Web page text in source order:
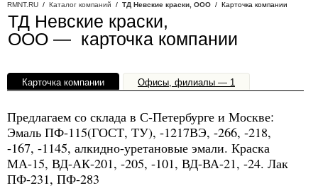
RMNT.RU / Каталог компаний / ТД Невские краски, ООО / Карточка компании
ТД Невские краски,
ООО — карточка компании
Карточка компании Офисы, филиалы — 1
Предлагаем со склада в С-Петербурге и Москве:
Эмаль ПФ-115(ГОСТ, ТУ), -1217ВЭ, -266, -218,
-167, -1145, алкидно-уретановые эмали. Краска
МА-15, ВД-АК-201, -205, -101, ВД-ВА-21, -24. Лак
ПФ-231, ПФ-283